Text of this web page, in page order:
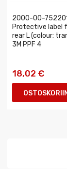
2000-00-
Protective label
rear L (colour:
3M PPF 4
18,02 €
OSTOSKORIIN